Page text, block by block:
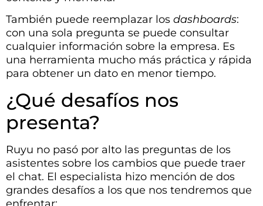
¿Qué desafíos nos
presenta?
Ruyu no pasó por alto las preguntas de los
asistentes sobre los cambios que puede traer
el chat. El especialista hizo mención de dos
grandes desafíos a los que nos tendremos que
enfrentar:
El futuro del trabajo
La clave está en usar las herramientas para
mejorar lo que uno hace.“Es imposible negar
que las nuevas tecnologías ponen en riesgo
algunas profesiones más que otras. Los que